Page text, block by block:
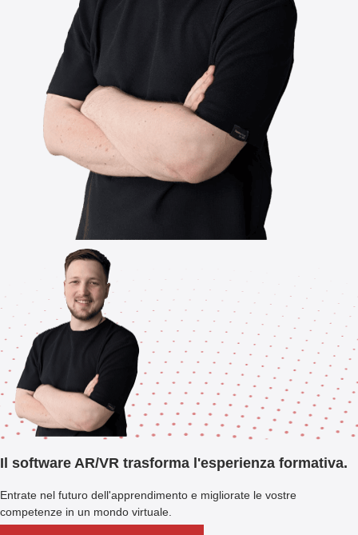
Il software AR/VR trasforma l'esperienza formativa.
Entrate nel futuro dell'apprendimento e migliorate le vostre
competenze in un mondo virtuale.